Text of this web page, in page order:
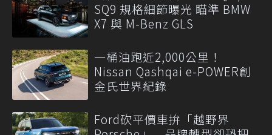
SQ9 規格細節曝光 瞄準 BMW
X7 與 M-Benz GLS
一桶油跑近2,000公里！
Nissan Qashqai e-POWER創
金氏世界紀錄
Ford砍平價車拚「越野界